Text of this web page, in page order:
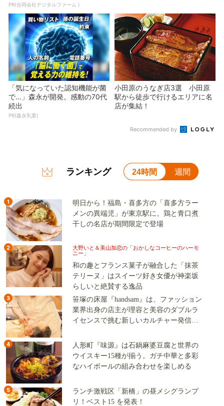
PR(合同会社デジタルファーム )
「気になっていた認知機能が菌
で…」森永が開発。感動の70代
続出
PR(森永乳業)
小田原のうなぎ店3選 小田原
駅から徒歩で行けるエリアに名
店が集結！
Recommended by
ランキング 24時間 週間
1
明日から！福島・喜多方の「喜多方ラー
メンの異端児」が東京駅に。鶏と青口煮
干しの名店が期間限定で登場
2
大野いと＆美山加恋の「おかしなコーヒーのハーモ
ニー」
和の趣とフランス菓子が融合した「抹茶
テリーヌ」はスイーツ好き女優が神楽坂
らしいと絶賛する逸品
3
笹塚の床屋『handsam』は、ファッション
業界出身の店主が理容と美容のダブルラ
イセンスで挑む新しいカルチャー発信基
4
人形町『味源』は石鍋麻婆豆腐と世界の
ウイスキー15種が揃う。ガチ中華と多彩
なハイボールの組み合わせを楽しめる
5
ランチ激戦区「新橋」の昼メシグランプ
リ！ベスト15 を発表！